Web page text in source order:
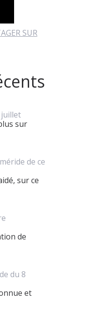
SUR
juillet
sur
de ce
sur ce
de
du 8
et